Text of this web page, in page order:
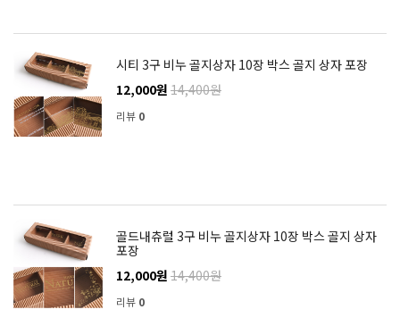
시티 3구 비누 골지상자 10장 박스 골지 상자 포장
12,000원 14,400원
리뷰 0
골드내츄럴 3구 비누 골지상자 10장 박스 골지 상자
포장
12,000원 14,400원
리뷰 0